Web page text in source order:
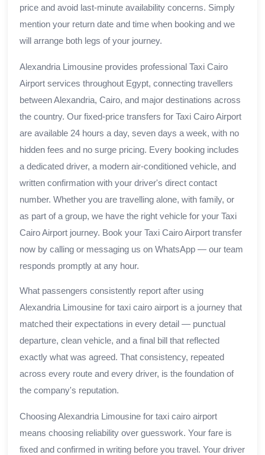
price and avoid last-minute availability concerns. Simply
mention your return date and time when booking and we
will arrange both legs of your journey.
Alexandria Limousine provides professional Taxi Cairo
Airport services throughout Egypt, connecting travellers
between Alexandria, Cairo, and major destinations across
the country. Our fixed-price transfers for Taxi Cairo Airport
are available 24 hours a day, seven days a week, with no
hidden fees and no surge pricing. Every booking includes
a dedicated driver, a modern air-conditioned vehicle, and
written confirmation with your driver's direct contact
number. Whether you are travelling alone, with family, or
as part of a group, we have the right vehicle for your Taxi
Cairo Airport journey. Book your Taxi Cairo Airport transfer
now by calling or messaging us on WhatsApp — our team
responds promptly at any hour.
What passengers consistently report after using
Alexandria Limousine for taxi cairo airport is a journey that
matched their expectations in every detail — punctual
departure, clean vehicle, and a final bill that reflected
exactly what was agreed. That consistency, repeated
across every route and every driver, is the foundation of
the company's reputation.
Choosing Alexandria Limousine for taxi cairo airport
means choosing reliability over guesswork. Your fare is
fixed and confirmed in writing before you travel. Your driver